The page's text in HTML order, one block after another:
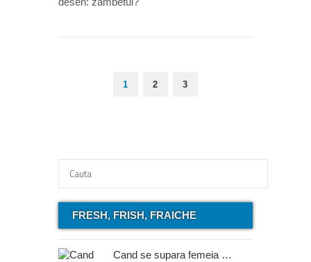
1 2 3
FRESH, FRISH, FRAICHE
Cand se supara femeia …